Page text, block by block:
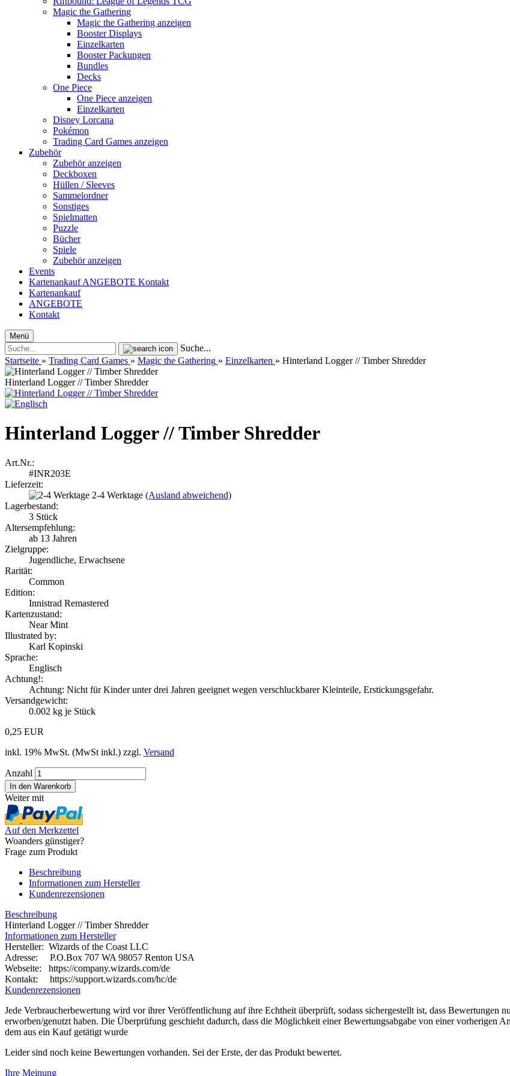
Magic the Gathering
Magic the Gathering anzeigen
Booster Displays
Einzelkarten
Booster Packungen
Bundles
Decks
One Piece
One Piece anzeigen
Einzelkarten
Disney Lorcana
Pokémon
Trading Card Games anzeigen
Zubehör
Zubehör anzeigen
Deckboxen
Hüllen / Sleeves
Sammelordner
Sonstiges
Spielmatten
Puzzle
Bücher
Spiele
Zubehör anzeigen
Events
KartenankaufANGEBOTE Kontakt
Kartenankauf
ANGEBOTE
Kontakt
Menü
Suche...
Startseite » Trading Card Games » Magic the Gathering » Einzelkarten » Hinterland Logger // Timber Shredder
Hinterland Logger // Timber Shredder
Hinterland Logger // Timber Shredder
Art.Nr.:
#INR203E
Lieferzeit:
2-4 Werktage (Ausland abweichend)
Lagerbestand:
3 Stück
Altersempfehlung:
ab 13 Jahren
Zielgruppe:
Jugendliche, Erwachsene
Rarität:
Common
Edition:
Innistrad Remastered
Kartenzustand:
Near Mint
Illustrated by:
Karl Kopinski
Sprache:
Englisch
Achtung!:
Achtung: Nicht für Kinder unter drei Jahren geeignet wegen verschluckbarer Kleinteile, Erstickungsgefahr.
Versandgewicht:
0.002 kg je Stück
0,25 EUR
inkl. 19% MwSt. (MwSt inkl.) zzgl. Versand
Anzahl
Weiter mit
Auf den Merkzettel
Woanders günstiger?
Frage zum Produkt
Beschreibung
Informationen zum Hersteller
Kundenrezensionen
Beschreibung
Hinterland Logger // Timber Shredder
Informationen zum Hersteller
Hersteller: Wizards of the Coast LLC
Adresse: P.O.Box 707 WA 98057 Renton USA
Webseite:
https://company.wizards.com/de
Kontakt: https://support.wizards.com/hc/de
Kundenrezensionen
Jede Verbraucherbewertung wird vor ihrer Veröffentlichung auf ihre Echtheit überprüft, sodass sichergestellt ist, dass Bewertungen
erworben/genutzt haben. Die Überprüfung geschieht dadurch, dass die Möglichkeit einer Bewertungsabgabe von einer vorherigen
dem aus ein Kauf getätigt wurde
Leider sind noch keine Bewertungen vorhanden. Sei der Erste, der das Produkt bewertet.
Ihre Meinung